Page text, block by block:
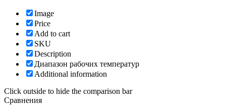
Image
Price
Add to cart
SKU
Description
Диапазон рабочих температур
Additional information
Click outside to hide the comparison bar
Сравнения